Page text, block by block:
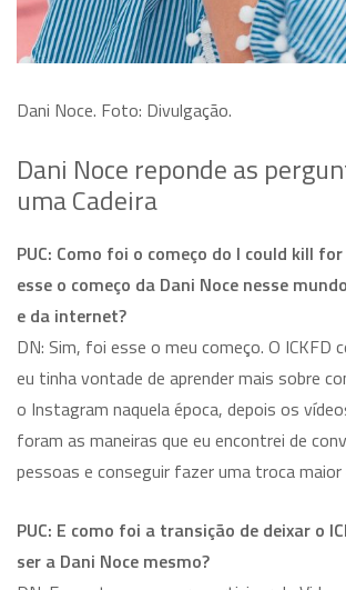
Dani Noce. Foto: Divulgação.
Dani Noce reponde as
uma Cadeira
PUC: Como foi o começo do I could kill
esse o começo da Dani Noce nesse
e da internet?
DN: Sim, foi esse o meu começo. O ICKFD
eu tinha vontade de aprender mais sobre
o Instagram naquela época, depois os
foram as maneiras que eu encontrei de
pessoas e conseguir fazer uma troca
PUC: E como foi a transição de deixar o
ser a Dani Noce mesmo?